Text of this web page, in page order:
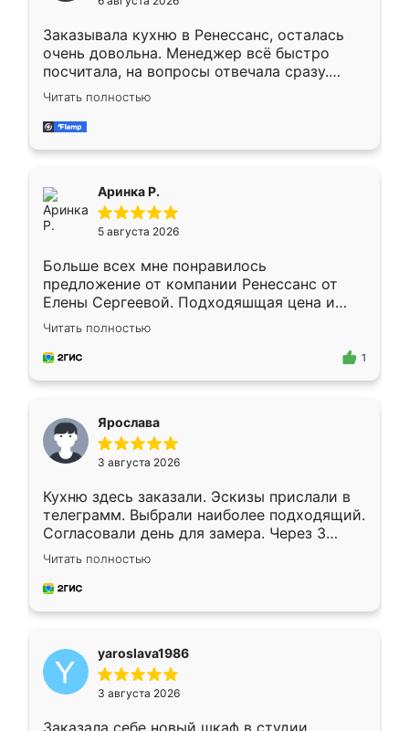
мебели буду заказывать только здесь.
Заказывала кухню в Ренессанс, осталась
очень довольна. Менеджер всё быстро
посчитала, на вопросы отвечала сразу.
Замерщик приехал в субботу, подошёл к
делу со всей ответственностью. Собрали
за день, ребята работали аккуратно, даже
Читать полностью
Аринка Р.
5 августа 2026
Больше всех мне понравилось
предложение от компании Ренессанс от
Елены Сергеевой. Подходяшщая цена и
короткие сроки изготовления. Приехавший
для замера сотрудник Владислав
предложил по моему эскизу самый
Читать полностью
1
Ярослава
3 августа 2026
Кухню здесь заказали. Эскизы прислали в
телеграмм. Выбрали наиболее подходящий.
Согласовали день для замера. Через 3
недели кухня была уже готова. Остались
довольны работой. Спасибо Ренессанс
мебель за качественную работу!
Читать полностью
yaroslava1986
3 августа 2026
Заказала себе новый шкаф в студии